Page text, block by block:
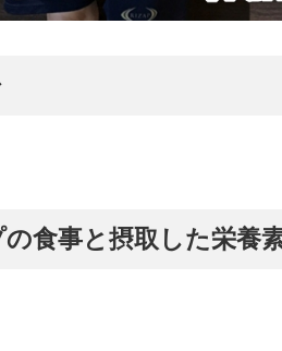
食事と摂取した栄養